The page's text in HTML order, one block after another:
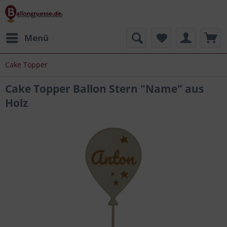
Menü
Cake Topper
Cake Topper Ballon Stern "Name" aus
Holz